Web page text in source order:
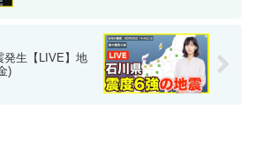
発生【LIVE】地
)